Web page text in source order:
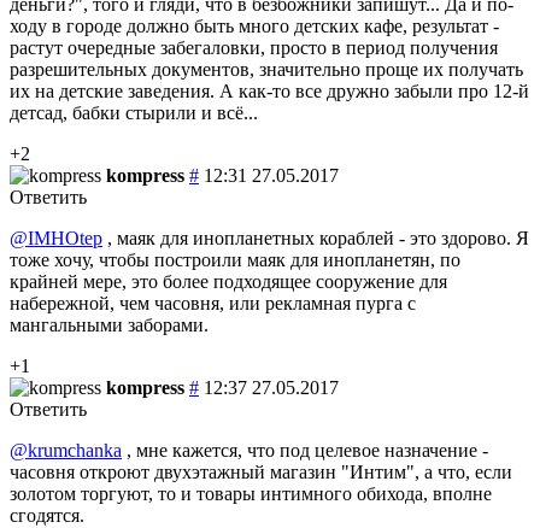
деньги?", того и гляди, что в безбожники запишут... Да и по-
ходу в городе должно быть много детских кафе, результат -
растут очередные забегаловки, просто в период получения
разрешительных документов, значительно проще их получать
их на детские заведения. А как-то все дружно забыли про 12-й
детсад, бабки стырили и всё...
+2
kompress # 12:31 27.05.2017
Ответить
@IMHOtep , маяк для инопланетных кораблей - это здорово. Я
тоже хочу, чтобы построили маяк для инопланетян, по
крайней мере, это более подходящее сооружение для
набережной, чем часовня, или рекламная пурга с
мангальными заборами.
+1
kompress # 12:37 27.05.2017
Ответить
@krumchanka , мне кажется, что под целевое назначение -
часовня откроют двухэтажный магазин "Интим", а что, если
золотом торгуют, то и товары интимного обихода, вполне
сгодятся.